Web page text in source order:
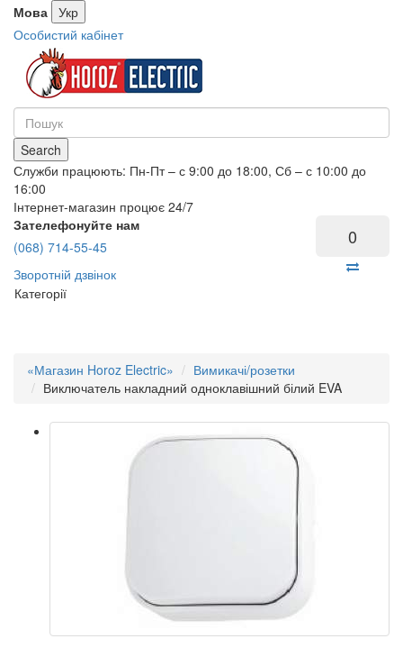
Мова Укр
Особистий кабінет
Search
Служби працюють: Пн-Пт – с 9:00 до 18:00, Сб – с 10:00 до
16:00
Інтернет-магазин процює 24/7
Зателефонуйте нам
(068) 714-55-45
Зворотній дзвінок
0
Категорії
«Магазин Horoz Electric»
Вимикачі/розетки
Виключатель накладний одноклавішний білий EVA